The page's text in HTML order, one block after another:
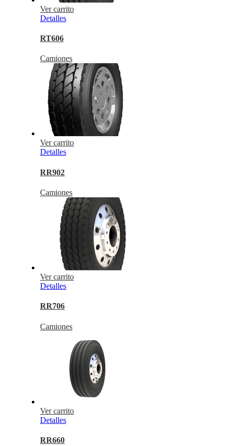
Ver carrito
Detalles
RT606
Camiones
Ver carrito
Detalles
RR902
Camiones
Ver carrito
Detalles
RR706
Camiones
Ver carrito
Detalles
RR660